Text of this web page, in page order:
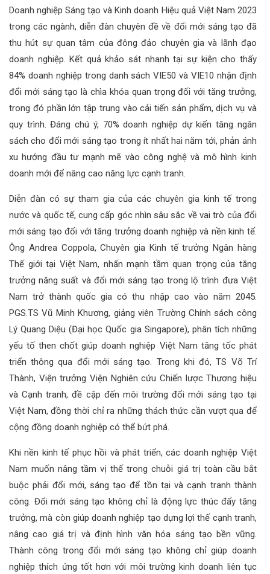
Doanh nghiệp Sáng tạo và Kinh doanh Hiệu quả Việt Nam 2023
trong các ngành, diễn đàn chuyên đề về đổi mới sáng tạo đã
thu hút sự quan tâm của đông đảo chuyên gia và lãnh đạo
doanh nghiệp. Kết quả khảo sát nhanh tại sự kiện cho thấy
84% doanh nghiệp trong danh sách VIE50 và VIE10 nhận định
đổi mới sáng tạo là chìa khóa quan trọng đối với tăng trưởng,
trong đó phần lớn tập trung vào cải tiến sản phẩm, dịch vụ và
quy trình. Đáng chú ý, 70% doanh nghiệp dự kiến tăng ngân
sách cho đổi mới sáng tạo trong ít nhất hai năm tới, phản ánh
xu hướng đầu tư mạnh mẽ vào công nghệ và mô hình kinh
doanh mới để nâng cao năng lực cạnh tranh.
Diễn đàn có sự tham gia của các chuyên gia kinh tế trong
nước và quốc tế, cung cấp góc nhìn sâu sắc về vai trò của đổi
mới sáng tạo đối với tăng trưởng doanh nghiệp và nền kinh tế.
Ông Andrea Coppola, Chuyên gia Kinh tế trưởng Ngân hàng
Thế giới tại Việt Nam, nhấn mạnh tầm quan trọng của tăng
trưởng năng suất và đổi mới sáng tạo trong lộ trình đưa Việt
Nam trở thành quốc gia có thu nhập cao vào năm 2045.
PGS.TS Vũ Minh Khương, giảng viên Trường Chính sách công
Lý Quang Diệu (Đại học Quốc gia Singapore), phân tích những
yếu tố then chốt giúp doanh nghiệp Việt Nam tăng tốc phát
triển thông qua đổi mới sáng tạo. Trong khi đó, TS Võ Trí
Thành, Viện trưởng Viện Nghiên cứu Chiến lược Thương hiệu
và Cạnh tranh, đề cập đến môi trường đổi mới sáng tạo tại
Việt Nam, đồng thời chỉ ra những thách thức cần vượt qua để
cộng đồng doanh nghiệp có thể bứt phá.
Khi nền kinh tế phục hồi và phát triển, các doanh nghiệp Việt
Nam muốn nâng tầm vị thế trong chuỗi giá trị toàn cầu bắt
buộc phải đổi mới, sáng tạo để tồn tại và cạnh tranh thành
công. Đổi mới sáng tạo không chỉ là động lực thúc đẩy tăng
trưởng, mà còn giúp doanh nghiệp tạo dựng lợi thế cạnh tranh,
nâng cao giá trị và định hình văn hóa sáng tạo bền vững.
Thành công trong đổi mới sáng tạo không chỉ giúp doanh
nghiệp thích ứng tốt hơn với môi trường kinh doanh liên tục